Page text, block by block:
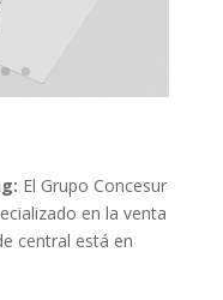
El Grupo Concesur
en la venta
central está en